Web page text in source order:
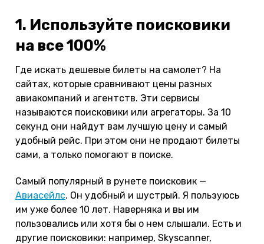
1. Используйте поисковики
на все 100%
Где искать дешевые билеты на самолет? На
сайтах, которые сравнивают цены разных
авиакомпаний и агентств. Эти сервисы
называются поисковики или агрегаторы. За 10
секунд они найдут вам лучшую цену и самый
удобный рейс. При этом они не продают билеты
сами, а только помогают в поиске.
Самый популярный в рунете поисковик —
Авиасейлс. Он удобный и шустрый. Я пользуюсь
им уже более 10 лет. Наверняка и вы им
пользовались или хотя бы о нем слышали. Есть и
другие поисковики: например, Skyscanner,